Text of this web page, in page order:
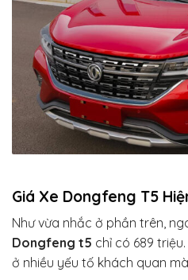
Giá Xe Dongfeng T5
Như vừa nhắc ở phần trên,
Dongfeng t5 chỉ có 689
ở nhiều yếu tố khách quan